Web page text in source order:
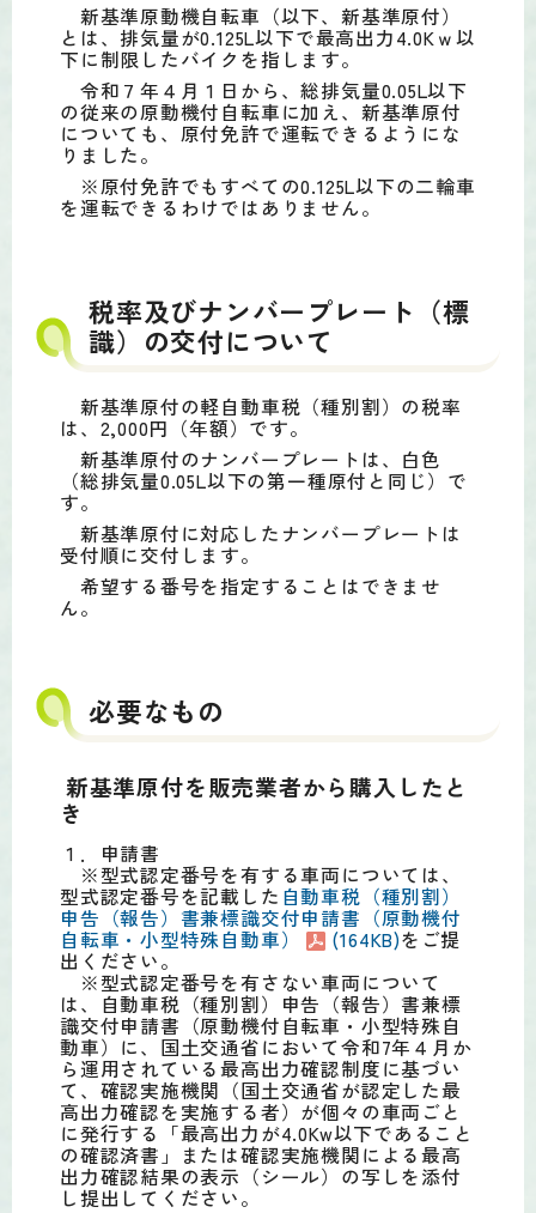
新基準原動機自転車（以下、新基準原付）
とは、排気量が0.125L以下で最高出力4.0Kｗ以
下に制限したバイクを指します。
令和７年４月１日から、総排気量0.05L以下
の従来の原動機付自転車に加え、新基準原付
についても、原付免許で運転できるようにな
りました。
※原付免許でもすべての0.125L以下の二輪車
を運転できるわけではありません。
税率及びナンバープレート（標
識）の交付について
新基準原付の軽自動車税（種別割）の税率
は、2,000円（年額）です。
新基準原付のナンバープレートは、白色
（総排気量0.05L以下の第一種原付と同じ）で
す。
新基準原付に対応したナンバープレートは
受付順に交付します。
希望する番号を指定することはできませ
ん。
必要なもの
新基準原付を販売業者から購入したと
き
１．申請書
※型式認定番号を有する車両については、
型式認定番号を記載した 自動車税（種別割）
申告（報告）書兼標識交付申請書（原動機付
自転車・小型特殊自動車） (164KB)をご提
出ください。
※型式認定番号を有さない車両について
は、自動車税（種別割）申告（報告）書兼標
識交付申請書（原動機付自転車・小型特殊自
動車）に、国土交通省において令和7年４月か
ら運用されている最高出力確認制度に基づい
て、確認実施機関（国土交通省が認定した最
高出力確認を実施する者）が個々の車両ごと
に発行する「最高出力が4.0Kw以下であること
の確認済書」または確認実施機関による最高
出力確認結果の表示（シール）の写しを添付
し提出してください。